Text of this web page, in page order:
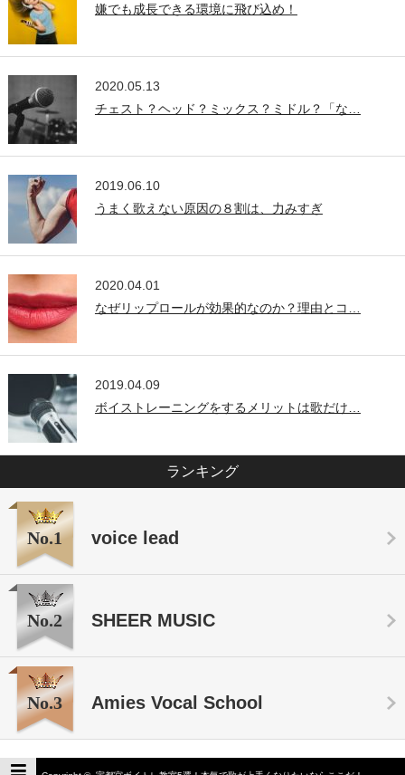
嫌でも成長できる環境に飛び込め！
2020.05.13
チェスト？ヘッド？ミックス？ミドル？「な…
2019.06.10
うまく歌えない原因の８割は、力みすぎ
2020.04.01
なぜリップロールが効果的なのか？理由とコ…
2019.04.09
ボイストレーニングをするメリットは歌だけ…
ランキング
No.1 voice lead
No.2 SHEER MUSIC
No.3 Amies Vocal School